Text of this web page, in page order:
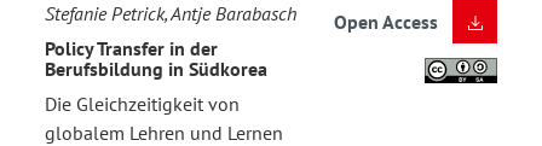
Stefanie Petrick, Antje Barabasch
Policy Transfer in der
Berufsbildung in Südkorea
Die Gleichzeitigkeit von
globalem Lehren und Lernen
Open Access